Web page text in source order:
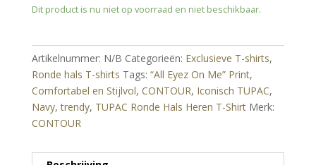
Dit product is nu niet op voorraad en niet beschikbaar.
Artikelnummer: N/B Categorieën: Exclusieve T-shirts,
Ronde hals T-shirts Tags: “All Eyez On Me” Print,
Comfortabel en Stijlvol, CONTOUR, Iconisch TUPAC,
Navy,trendy, TUPAC Ronde Hals Heren T-Shirt Merk:
CONTOUR